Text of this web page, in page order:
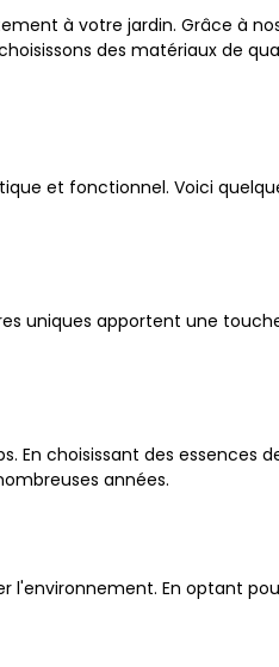
à votre jardin. Grâce à
des matériaux de
et fonctionnel. Voici
uniques apportent une
En choisissant des essences
années.
En optant